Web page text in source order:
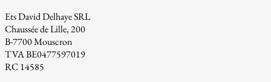
Ets David Delhaye SRL
Chaussée de Lille, 200
B-7700 Mouscron
TVA BE0477597019
RC 14585